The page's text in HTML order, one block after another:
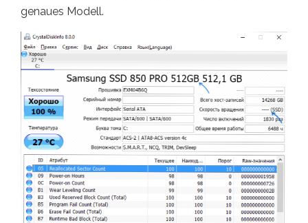
genaues Modell.